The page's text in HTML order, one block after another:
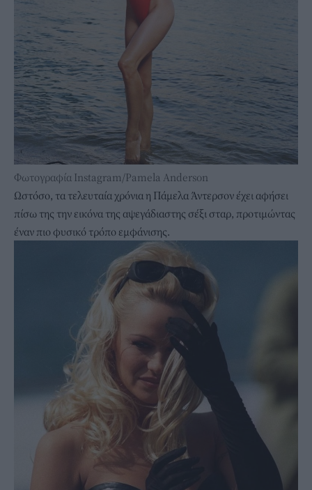
Φωτογραφία Instagram/Pamela Anderson
Ωστόσο, τα τελευταία χρόνια η Πάμελα Άντερσον έχει αφήσει
πίσω της την εικόνα της αψεγάδιαστης σέξι σταρ, προτιμώντας
έναν πιο φυσικό τρόπο εμφάνισης.